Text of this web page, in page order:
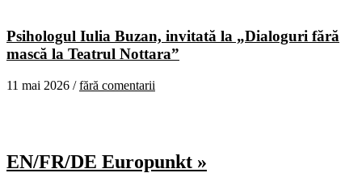
Psihologul Iulia Buzan, invitată la „Dialoguri fără
mască la Teatrul Nottara”
11 mai 2026 /fără comentarii
EN/FR/DE Europunkt »